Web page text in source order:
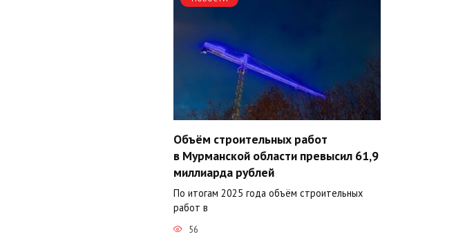
Объём строительных работ
в Мурманской области превысил 61,9
миллиарда рублей
По итогам 2025 года объём строительных
работ в
56